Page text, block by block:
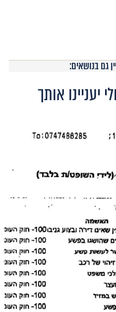
גם בנושאים:
יעניינו אותך